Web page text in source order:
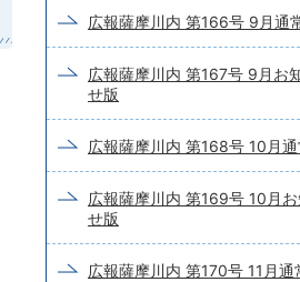
広報薩摩川内 第166号 9月通
広報薩摩川内 第167号 9月お
せ版
広報薩摩川内 第168号 10月
広報薩摩川内 第169号 10月お
せ版
広報薩摩川内 第170号 11月通